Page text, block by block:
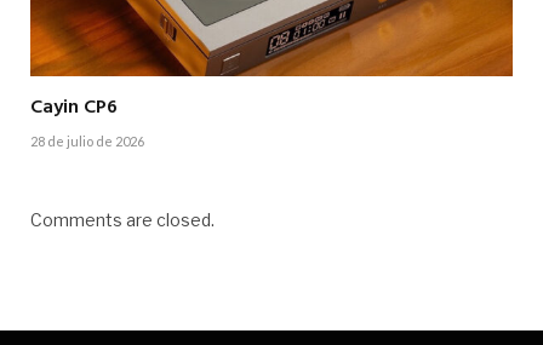
Cayin CP6
28 de julio de 2026
Comments are closed.